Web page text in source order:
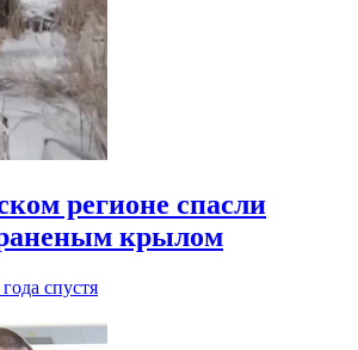
регионе спасли
крылом
года спустя